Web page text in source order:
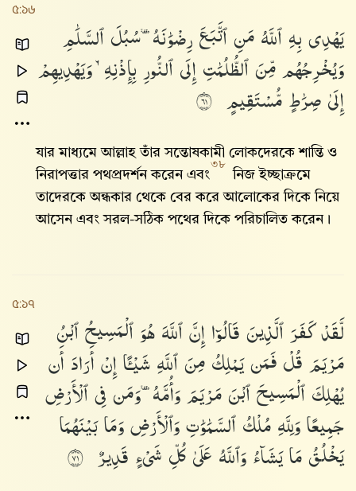
৫:১৬
يَهْدِىبِهِٱللَّهُمَنِٱتَّبَعَرِضْوَٰنَهُۥسُبُلَٱلسَّلَٰمِ
وَيُخْرِجُهُممِّنَٱلظُّلُمَٰتِإِلَىٱلنُّورِبِإِذْنِهِۦوَيَهْدِيهِمْ
إِلَىٰصِرَٰطٍمُّسْتَقِيمٍ ١٦
যার মাধ্যমে আল্লাহ‌ তাঁর সন্তোষকামী লোকদেরকে শান্তি ও
নিরাপত্তার পথপ্রদর্শন করেন এবং
৩৮
নিজ ইচ্ছাক্রমে
তাদেরকে অন্ধকার থেকে বের করে আলোকের দিকে নিয়ে
আসেন এবং সরল-সঠিক পথের দিকে পরিচালিত করেন।
৫:১৭
لَّقَدْكَفَرَٱلَّذِينَقَالُوٓا۟إِنَّٱللَّهَهُوَٱلْمَسِيحُٱبْنُ
مَرْيَمَقُلْفَمَنيَمْلِكُمِنَٱللَّهِشَيْـًٔاإِنْأَرَادَأَن
يُهْلِكَٱلْمَسِيحَٱبْنَمَرْيَمَوَأُمَّهُۥوَمَنفِىٱلْأَرْضِ
جَمِيعًاوَلِلَّهِمُلْكُٱلسَّمَٰوَٰتِوَٱلْأَرْضِوَمَابَيْنَهُمَا
يَخْلُقُمَايَشَآءُوَٱللَّهُعَلَىٰكُلِّشَىْءٍقَدِيرٌ ١٧